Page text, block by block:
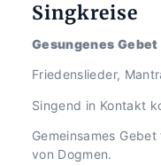
Singkreise
Gesungenes
Friedenslieder,
Singend in Kontakt
Gemeinsames
von Dogmen.